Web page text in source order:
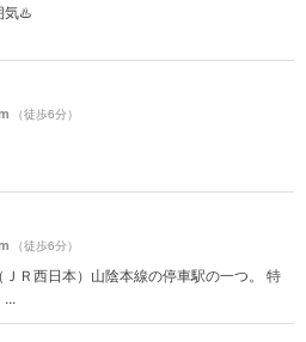
気♨️
（徒歩6分）
（徒歩6分）
Ｒ西日本）山陰本線の停車駅の一つ。 特